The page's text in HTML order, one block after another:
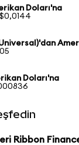
Doları'na
Doları'na
Ribbon